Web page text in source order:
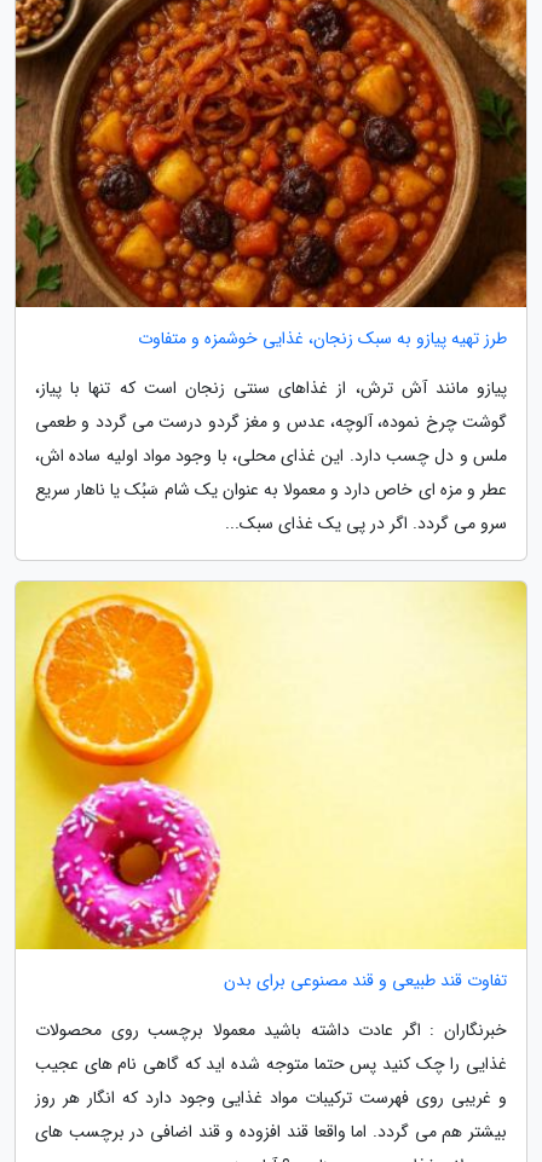
طرز تهیه پیازو به سبک زنجان، غذایی خوشمزه و متفاوت
پیازو مانند آش ترش، از غذاهای سنتی زنجان است که تنها با پیاز،
گوشت چرخ نموده، آلوچه، عدس و مغز گردو درست می گردد و طعمی
ملس و دل چسب دارد. این غذای محلی، با وجود مواد اولیه ساده اش،
عطر و مزه ای خاص دارد و معمولا به عنوان یک شام سَبُک یا ناهار سریع
سرو می گردد. اگر در پی یک غذای سبک...
تفاوت قند طبیعی و قند مصنوعی برای بدن
خبرنگاران : اگر عادت داشته باشید معمولا برچسب روی محصولات
غذایی را چک کنید پس حتما متوجه شده اید که گاهی نام های عجیب
و غریبی روی فهرست ترکیبات مواد غذایی وجود دارد که انگار هر روز
بیشتر هم می گردد. اما واقعا قند افزوده و قند اضافی در برچسب های